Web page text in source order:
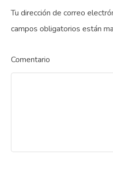
Tu dirección de correo
campos obligatorios están
Comentario